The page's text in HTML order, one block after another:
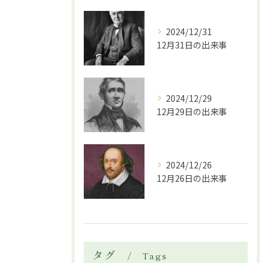
2024/12/31
12月31日の出来事
2024/12/29
12月29日の出来事
2024/12/26
12月26日の出来事
タグ Tags